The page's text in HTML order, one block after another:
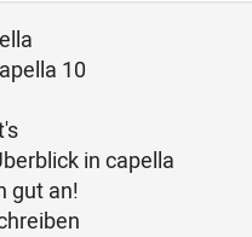
10
in capella
gut an!